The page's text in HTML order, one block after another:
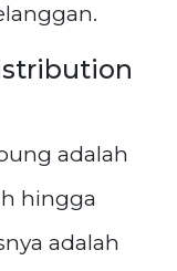
adalah
hingga
adalah